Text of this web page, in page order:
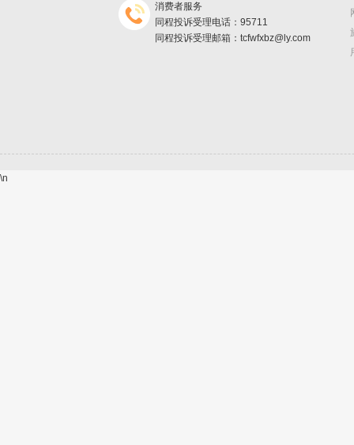
消费者服务
同程投诉受理电话：95711
同程投诉受理邮箱：tcfwfxbz@ly.com
\n